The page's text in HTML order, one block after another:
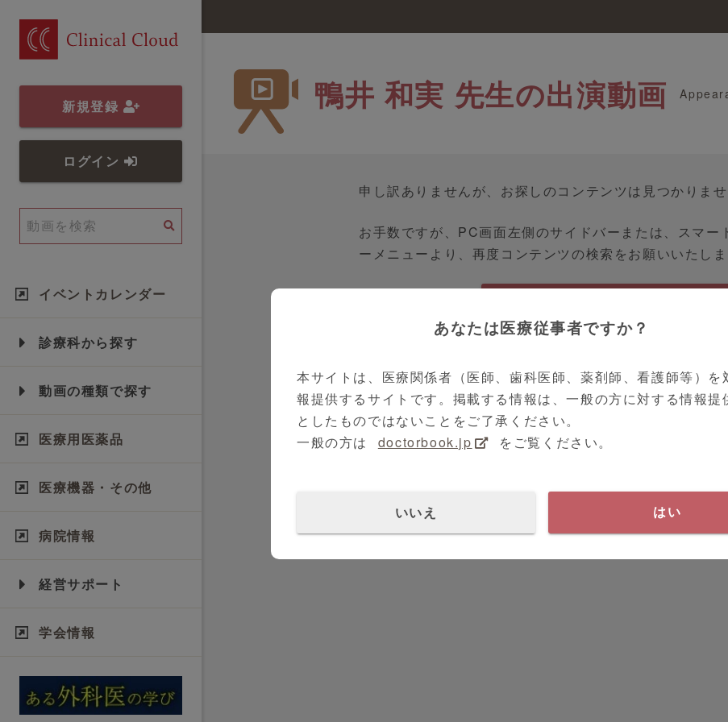
新規登録
ログイン
イベントカレンダー
診療科から探す
動画の種類で探す
医療用医薬品
医療機器・その他
病院情報
経営サポート
学会情報
鴨井 和実 先生の出演動画
申し訳ありませんが、お探しのコンテンツは見つかりませ
お手数ですが、PC画面左側のサイドバーまたは、スマー
ーメニューより、再度コンテンツの検索をお願いいたしま
あなたは医療従事者ですか？
本サイトは、医療関係者（医師、歯科医師、薬剤師、看護師等）を
報提供するサイトです。掲載する情報は、一般の方に対する情報提
としたものではないことをご了承ください。
一般の方は
doctorbook.jp をご覧ください。
いいえ はい